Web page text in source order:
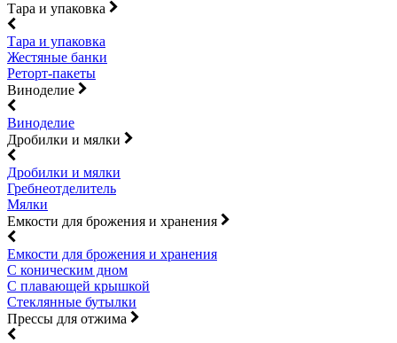
Тара и упаковка
Тара и упаковка
Жестяные банки
Реторт-пакеты
Виноделие
Виноделие
Дробилки и мялки
Дробилки и мялки
Гребнеотделитель
Мялки
Емкости для брожения и хранения
Емкости для брожения и хранения
С коническим дном
С плавающей крышкой
Стеклянные бутылки
Прессы для отжима